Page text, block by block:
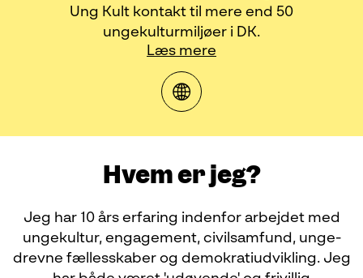
Ung Kult kontakt til mere end 50
ungekulturmiljøer i DK.
Læs mere
Hvem er jeg?
Jeg har 10 års erfaring indenfor arbejdet med
ungekultur, engagement, civilsamfund, unge-
drevne fællesskaber og demokratiudvikling. Jeg